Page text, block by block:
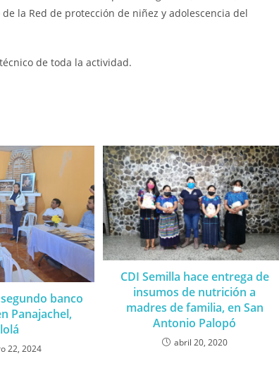
la Red de protección de niñez y adolescencia del
de toda la actividad.
banco
Panajachel,
22, 2024
CDI Semilla hace entrega de
insumos de nutrición a
madres de familia, en San
Antonio Palopó
abril 20, 2020